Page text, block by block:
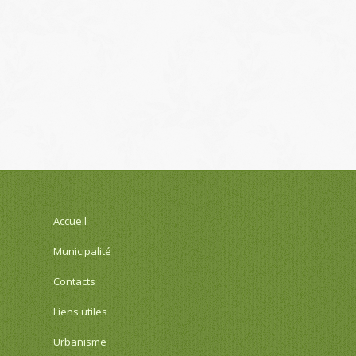
Accueil
Municipalité
Contacts
Liens utiles
Urbanisme